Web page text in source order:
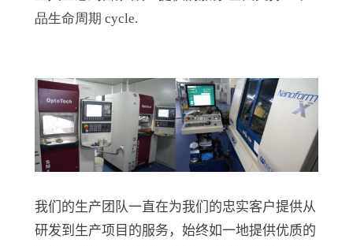
品生命周期 cycle.
我们的生产团队一直在为我们的忠实客户提供从
研发到生产项目的服务，始终如一地提供优质的